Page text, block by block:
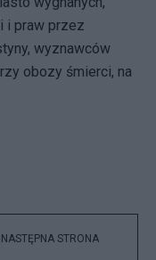
i praw przez
wyznawców
obozy śmierci, na
NASTĘPNA STRONA